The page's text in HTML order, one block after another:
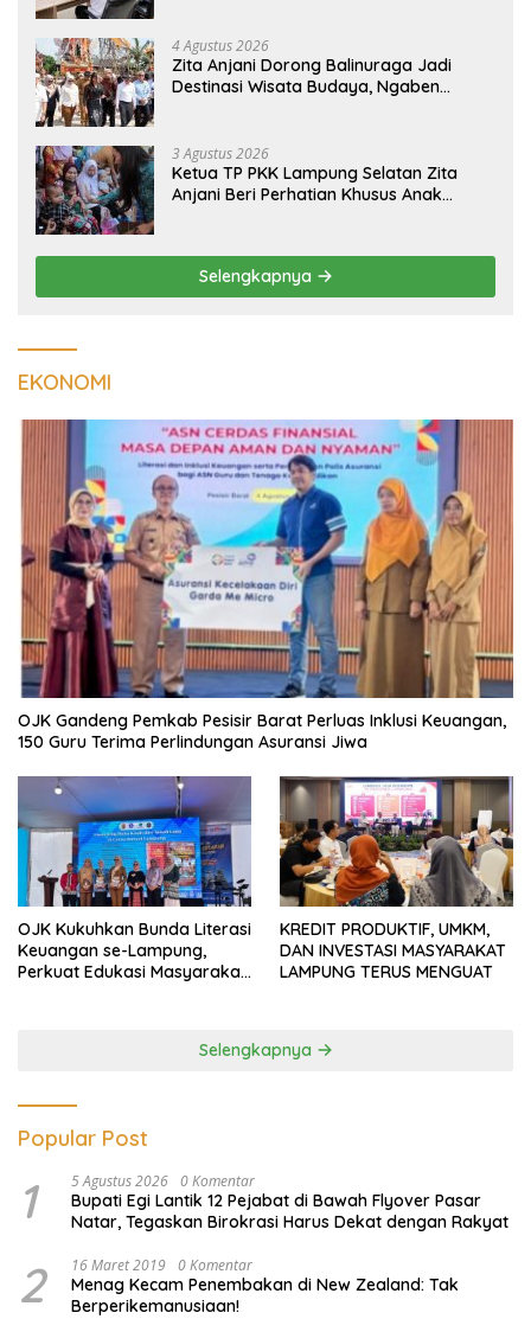
4 Agustus 2026
Zita Anjani Dorong Balinuraga Jadi
Destinasi Wisata Budaya, Ngaben
3 Agustus 2026
Ketua TP PKK Lampung Selatan Zita
Anjani Beri Perhatian Khusus Anak
Selengkapnya
EKONOMI
OJK Gandeng Pemkab Pesisir Barat Perluas Inklusi Keuangan,
150 Guru Terima Perlindungan Asuransi Jiwa
OJK Kukuhkan Bunda Literasi
Keuangan se-Lampung,
Perkuat Edukasi Masyarakat
KREDIT PRODUKTIF, UMKM,
DAN INVESTASI MASYARAKAT
LAMPUNG TERUS MENGUAT
Selengkapnya
Popular Post
1 5 Agustus 2026 0 Komentar
Bupati Egi Lantik 12 Pejabat di Bawah Flyover Pasar
Natar, Tegaskan Birokrasi Harus Dekat dengan Rakyat
2 16 Maret 2019 0 Komentar
Menag Kecam Penembakan di New Zealand: Tak
Berperikemanusiaan!